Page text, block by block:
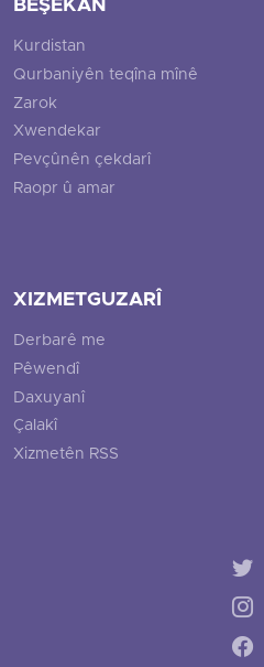
BEŞEKAN
Kurdistan
Qurbaniyên teqîna mînê
Zarok
Xwendekar
Pevçûnên çekdarî
Raopr û amar
XIZMETGUZARÎ
Derbarê me
Pêwendî
Daxuyanî
Çalakî
Xizmetên RSS